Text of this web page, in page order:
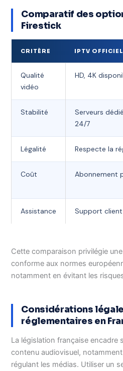
Comparatif des
Firestick
CRITÈRE IPTV
Qualité
vidéo
HD, 4K
Stabilité
Serveurs
24/7
Légalité Respecte la
Coût Abonnement
Assistance Support
Cette comparaison privilégie
conforme aux normes
notamment en évitant les
Considérations
réglementaires en
La législation française encadre
contenu audiovisuel, notamment
régulant les médias. Utiliser un